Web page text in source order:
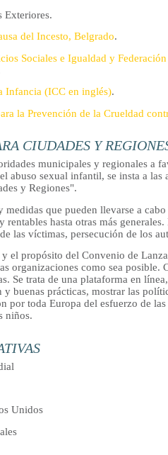
Exteriores.
del Incesto, Belgrado.
Sociales e Igualdad y
Infancia (ICC en inglés).
la Prevención de la Crueldad
CIUDADES Y
municipales y regionales a
abuso sexual infantil, se insta a las
y Regiones".
que pueden llevarse a
hasta otras más
las víctimas, persecución de los
el propósito del Convenio de
organizaciones como sea posible.
Se trata de una plataforma en
buenas prácticas, mostrar las
por toda Europa del esfuerzo de
niños.
Unidos